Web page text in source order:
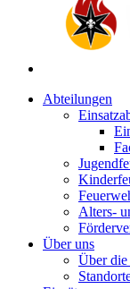
Abteilungen
Alters-
Über uns
Über die